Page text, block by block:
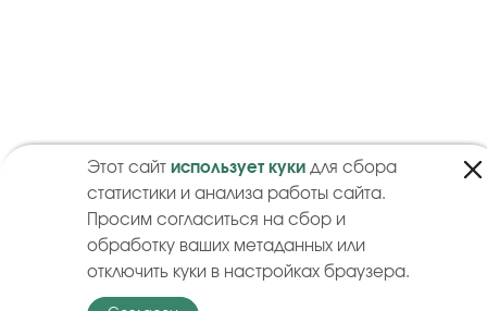
Этот сайт использует куки для сбора
статистики и анализа работы сайта.
Просим согласиться на сбор и
обработку ваших метаданных или
отключить куки в настройках браузера.